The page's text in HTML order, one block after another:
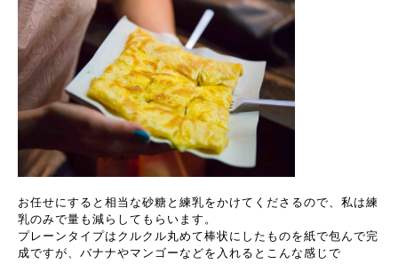
お任せにすると相当な砂糖と練乳をかけてくださるので、私は練
乳のみで量も減らしてもらいます。
プレーンタイプはクルクル丸めて棒状にしたものを紙で包んで完
成ですが、バナナやマンゴーなどを入れるとこんな感じで